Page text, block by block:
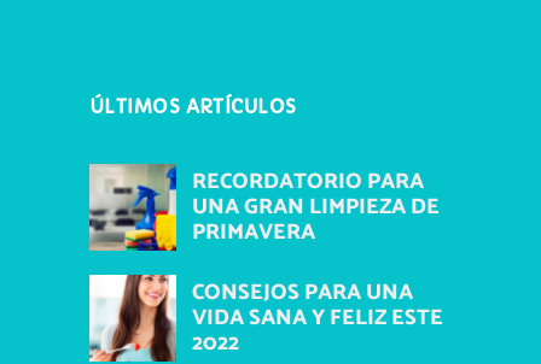
ÚLTIMOS ARTÍCULOS
RECORDATORIO PARA
UNA GRAN LIMPIEZA DE
PRIMAVERA
CONSEJOS PARA UNA
VIDA SANA Y FELIZ ESTE
2022